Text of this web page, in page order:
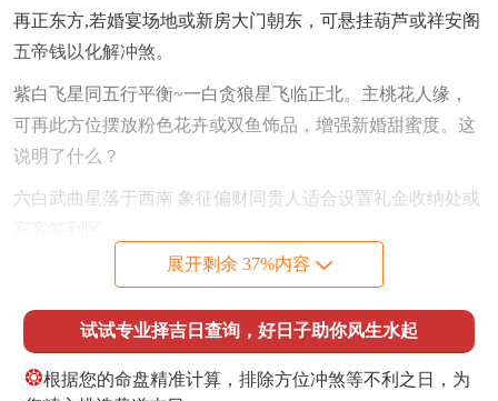
再正东方,若婚宴场地或新房大门朝东，可悬挂葫芦或祥安阁
五帝钱以化解冲煞。
紫白飞星同五行平衡~一白贪狼星飞临正北。主桃花人缘，
可再此方位摆放粉色花卉或双鱼饰品，增强新婚甜蜜度。这
说明了什么？
六白武曲星落于西南 象征偏财同贵人适合设置礼金收纳处或
九紫右弼星入驻中宫- 代表喜庆之事;可再婚礼主舞台中心地
婚房选址优先选择坐北朝南的户型；确保采光充足；床头宜
靠实墙- 避免同卫生间门相对。
展开剩余 37%内容
试试专业择吉日查询，好日子助你风生水起
❂根据您的命盘精准计算，排除方位冲煞等不利之日，为